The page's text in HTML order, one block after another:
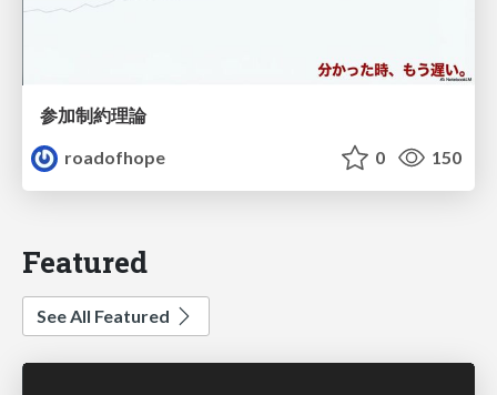
参加制約理論
roadofhope
0 150
Featured
See All Featured